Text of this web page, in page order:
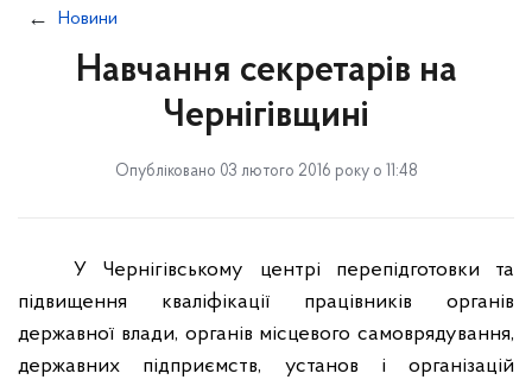
Новини
Навчання секретарів на
Чернігівщині
Опубліковано 03 лютого 2016 року о 11:48
У Чернігівському центрі перепідготовки та
підвищення кваліфікації працівників органів
державної влади, органів місцевого самоврядування,
державних підприємств, установ і організацій